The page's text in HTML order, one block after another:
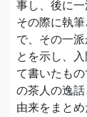
事し、後に一
その際に執筆
で、その一
とを示し、
て書いたも
の茶人の逸
由来をまと